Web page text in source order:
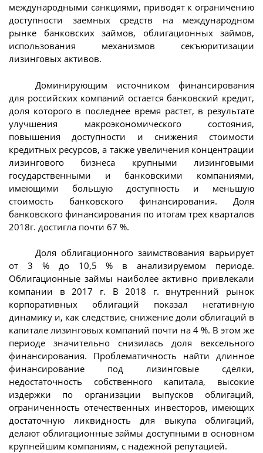
международными санкциями, приводят к ограничению
доступности заемных средств на международном
рынке банковских займов, облигационных займов,
использования механизмов секъюритизации
лизинговых активов.
Доминирующим источником финансирования
для российских компаний остается банковский кредит,
доля которого в последнее время растет, в результате
улучшения макроэкономического состояния,
повышения доступности и снижения стоимости
кредитных ресурсов, а также увеличения концентрации
лизингового бизнеса крупными лизинговыми
государственными и банковскими компаниями,
имеющими большую доступность и меньшую
стоимость банковского финансирования. Доля
банковского финансирования по итогам трех кварталов
2018г. достигла почти 67 %.
Доля облигационного заимствования варьирует
от 3 % до 10,5 % в анализируемом периоде.
Облигационные займы наиболее активно привлекали
компании в 2017 г. В 2018 г. внутренний рынок
корпоративных облигаций показал негативную
динамику и, как следствие, снижение доли облигаций в
капитале лизинговых компаний почти на 4 %. В этом же
периоде значительно снизилась доля вексельного
финансирования. Проблематичность найти длинное
финансирование под лизинговые сделки,
недостаточность собственного капитала, высокие
издержки по организации выпусков облигаций,
ограниченность отечественных инвесторов, имеющих
достаточную ликвидность для выкупа облигаций,
делают облигационные займы доступными в основном
крупнейшим компаниям, с надежной репутацией.